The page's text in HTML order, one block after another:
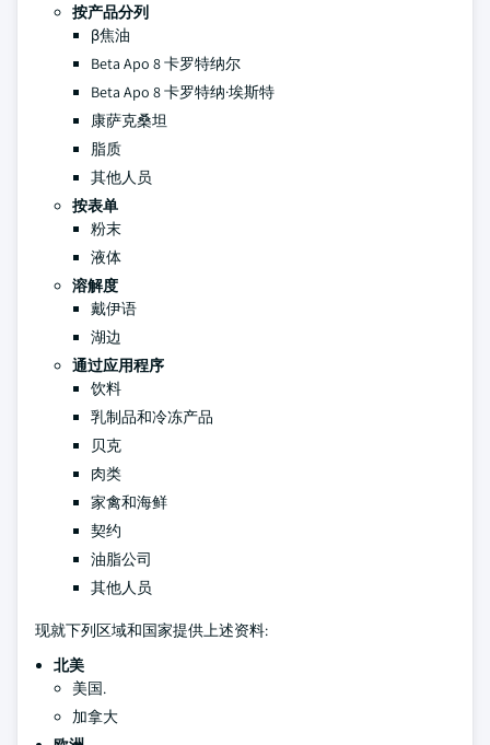
按产品分列
β焦油
Beta Apo 8 卡罗特纳尔
Beta Apo 8 卡罗特纳·埃斯特
康萨克桑坦
脂质
其他人员
按表单
粉末
液体
溶解度
戴伊语
湖边
通过应用程序
饮料
乳制品和冷冻产品
贝克
肉类
家禽和海鲜
契约
油脂公司
其他人员
现就下列区域和国家提供上述资料:
北美
美国.
加拿大